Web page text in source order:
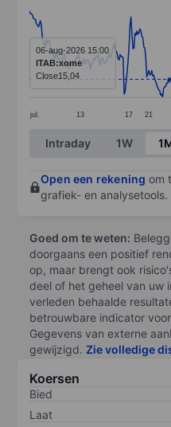
Line chart with 280
The chart has 1 X axis
The chart has 1 Y
jul. 13 17 21
06-aug-2026 15:00
ITAB:xome
Close15,04
End of interactive
Intraday 1W
Open een rekening om
grafiek- en analysetools.
Goed om te weten:
doorgaans een positief
op, maar brengt ook
deel of het geheel van uw
verleden behaalde
betrouwbare indicator
Gegevens van externe
gewijzigd. Zie volledige
Koersen
Bied
Laat